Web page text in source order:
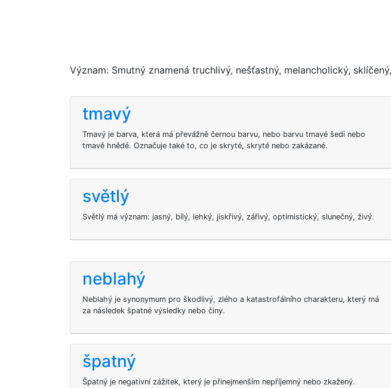
Význam: Smutný znamená truchlivý, nešťastný, melancholický,
tmavý
Tmavý je barva, která má převážně černou barvu, nebo barvu tmavé šedi nebo
tmavě hnědé. Označuje také to, co je skryté, skryté nebo zakázané.
světlý
Světlý má význam: jasný, bílý, lehký, jiskřivý, zářivý, optimistický, slunečný, živý.
neblahý
Neblahý je synonymum pro škodlivý, zlého a katastrofálního charakteru, který má
za následek špatné výsledky nebo činy.
špatný
Špatný je negativní zážitek, který je přinejmenším nepříjemný nebo zkažený.